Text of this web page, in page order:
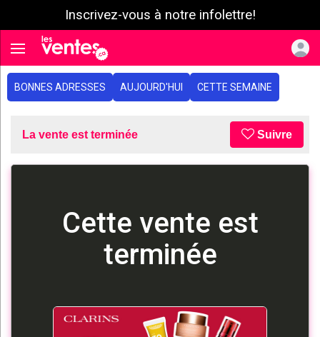
Inscrivez-vous à notre infolettre!
Toggle navigation
BONNES ADRESSES AUJOURD'HUI CETTE SEMAINE
La vente est terminée Suivre
Cette vente est
terminée